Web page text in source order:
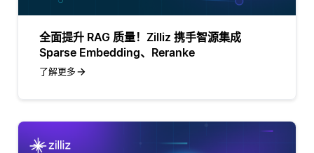
全面提升 RAG 质量！Zilliz 携手智源集成
Sparse Embedding、Reranke
了解更多